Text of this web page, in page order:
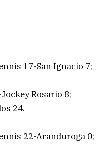
17-San Ignacio 7;
Rosario 8;
24.
22-Aranduroga 0;